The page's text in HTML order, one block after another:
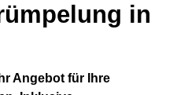
in
Angebot für Ihre